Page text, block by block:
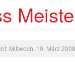
Mittwoch, 19. März